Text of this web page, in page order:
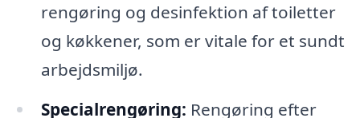
rengøring og desinfektion af toiletter
og køkkener, som er vitale for et sundt
arbejdsmiljø.
Specialrengøring: Rengøring efter